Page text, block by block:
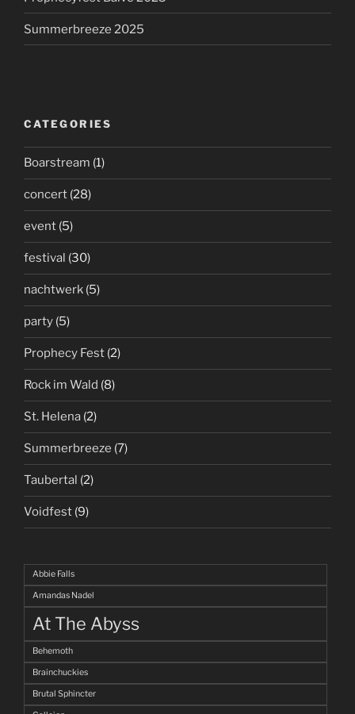
Summerbreeze 2025
CATEGORIES
Boarstream (1)
concert (28)
event (5)
festival (30)
nachtwerk (5)
party (5)
Prophecy Fest (2)
Rock im Wald (8)
St. Helena (2)
Summerbreeze (7)
Taubertal (2)
Voidfest (9)
Abbie Falls
Amandas Nadel
At The Abyss
Behemoth
Brainchuckies
Brutal Sphincter